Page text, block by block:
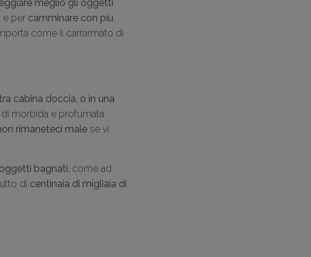
meglio gli oggetti
e per camminare con più
come il carrarmato di
cabina doccia, o in una
morbida e profumata
rimaneteci male se vi
bagnati , come ad
di centinaia di migliaia di